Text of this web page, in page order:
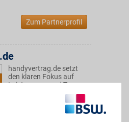
Zum Partnerprofil
handyvertrag.de setzt
den klaren Fokus auf
Leistung pur und Top-
Tarife ohne Wenn und
Aber. Für alle, die einfach
günstig wollen jetzt mit